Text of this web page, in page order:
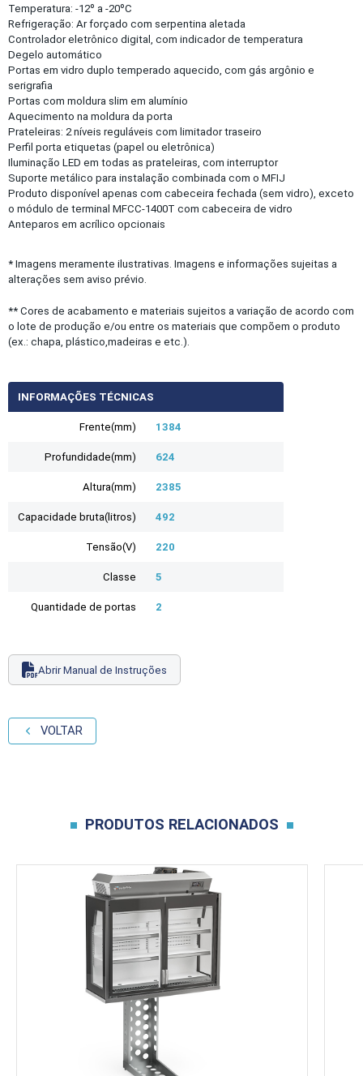
Temperatura: -12º a -20ºC
Refrigeração: Ar forçado com serpentina aletada
Controlador eletrônico digital, com indicador de temperatura
Degelo automático
Portas em vidro duplo temperado aquecido, com gás argônio e
serigrafia
Portas com moldura slim em alumínio
Aquecimento na moldura da porta
Prateleiras: 2 níveis reguláveis com limitador traseiro
Perfil porta etiquetas (papel ou eletrônica)
Iluminação LED em todas as prateleiras, com interruptor
Suporte metálico para instalação combinada com o MFIJ
Produto disponível apenas com cabeceira fechada (sem vidro), exceto
o módulo de terminal MFCC-1400T com cabeceira de vidro
Anteparos em acrílico opcionais
* Imagens meramente ilustrativas. Imagens e informações sujeitas a
alterações sem aviso prévio.
** Cores de acabamento e materiais sujeitos a variação de acordo com
o lote de produção e/ou entre os materiais que compõem o produto
(ex.: chapa, plástico,madeiras e etc.).
INFORMAÇÕES TÉCNICAS
Frente(mm) 1384
Profundidade(mm) 624
Altura(mm) 2385
Capacidade bruta(litros) 492
Tensão(V) 220
Classe 5
Quantidade de portas 2
Abrir Manual de Instruções
VOLTAR
PRODUTOS RELACIONADOS